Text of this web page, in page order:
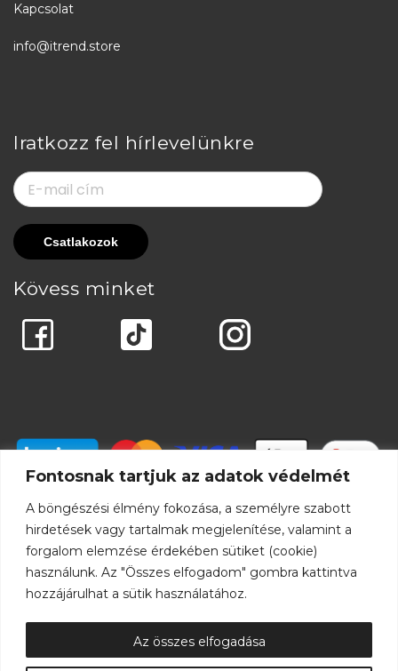
Fontosnak tartjuk az adatok védelmét
A böngészési élmény fokozása, a személyre szabott
hirdetések vagy tartalmak megjelenítése, valamint a
forgalom elemzése érdekében sütiket (cookie)
használunk. Az "Összes elfogadom" gombra kattintva
hozzájárulhat a sütik használatához.
Az összes elfogadása
Kapcsolat
info@itrend.store
Iratkozz fel hírlevelünkre
Kövess minket